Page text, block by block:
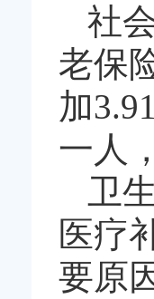
社
老保
加
一人
卫
医疗
要原